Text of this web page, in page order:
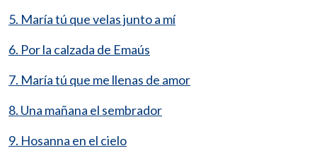
5. María tú que velas junto a mí
6. Por la calzada de Emaús
7. María tú que me llenas de amor
8. Una mañana el sembrador
9. Hosanna en el cielo